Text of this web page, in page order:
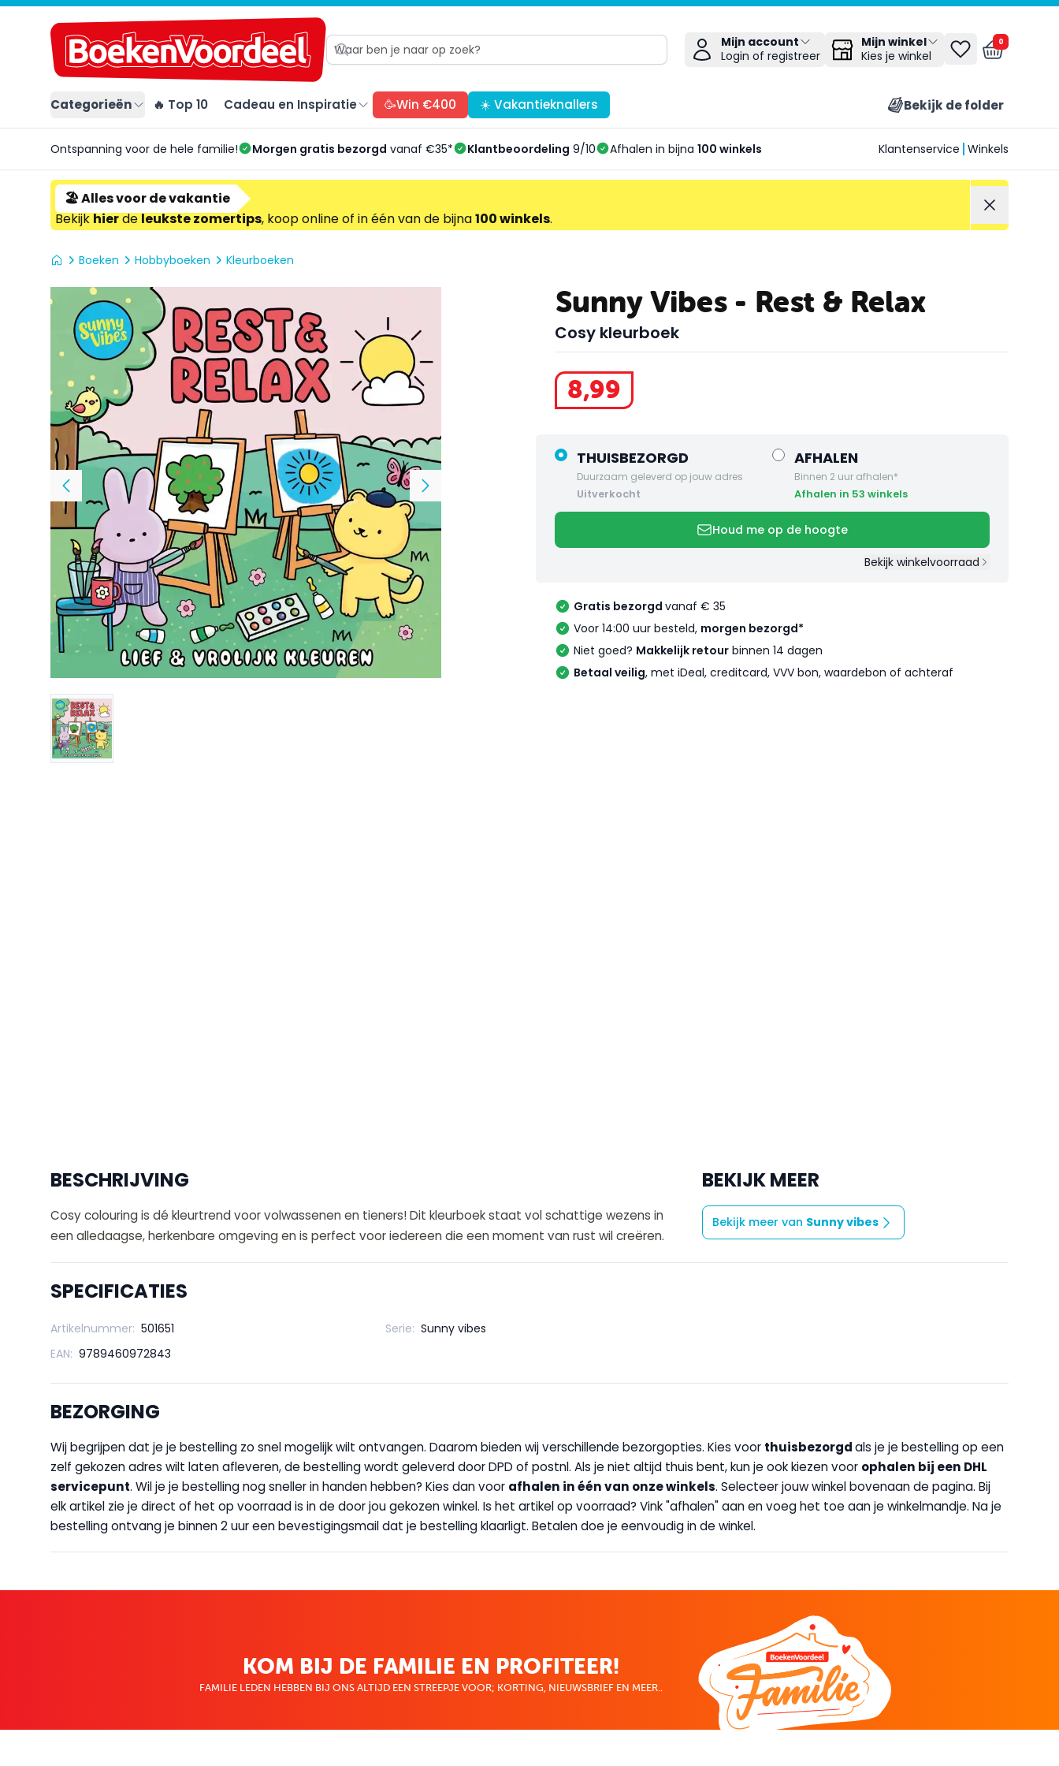
Mijn account
Login of registreer
Mijn winkel
Kies je winkel
0
Categorieën 🔥 Top 10 Cadeau en Inspiratie 🥳Win €400 ☀️ Vakantieknallers Bekijk de folder
Ontspanning voor de hele familie! Morgen gratis bezorgd vanaf €35* Klantbeoordeling 9/10 Afhalen in bijna 100 winkels Klantenservice Winkels
🏖️ Alles voor de vakantie
Bekijkhierdeleukste zomertips, koop online of in één van de bijna100 winkels.
Boeken Hobbyboeken Kleurboeken
Sunny Vibes - Rest & Relax
Cosy kleurboek
8,99
THUISBEZORGD
Duurzaam geleverd op jouw adres
uitverkocht
AFHALEN
Binnen 2 uur afhalen*
Afhalen in 53 winkels
Houd me op de hoogte
Bekijk winkelvoorraad
Gratis bezorgd vanaf € 35
Voor 14:00 uur besteld, morgen bezorgd*
Niet goed? Makkelijk retour binnen 14 dagen
Betaal veilig, met iDeal, creditcard, VVV bon, waardebon of achteraf
BEKIJK MEER
Bekijk meer van Sunny vibes
BESCHRIJVING
Cosy colouring is dé kleurtrend voor volwassenen en tieners! Dit kleurboek staat vol schattige wezens in
een alledaagse, herkenbare omgeving en is perfect voor iedereen die een moment van rust wil creëren.
SPECIFICATIES
Artikelnummer: 501651 Serie: Sunny vibes
EAN: 9789460972843
BEZORGING
Wij begrijpen dat je je bestelling zo snel mogelijk wilt ontvangen. Daarom bieden wij verschillende bezorgopties. Kies voor thuisbezorgdals je je bestelling op een
zelf gekozen adres wilt laten afleveren, de bestelling wordt geleverd door DPD of postnl. Als je niet altijd thuis bent, kun je ook kiezen voor ophalen bij een DHL
servicepunt. Wil je je bestelling nog sneller in handen hebben? Kies dan voor afhalen in één van onze winkels. Selecteer jouw winkel bovenaan de pagina. Bij
elk artikel zie je direct of het op voorraad is in de door jou gekozen winkel. Is het artikel op voorraad? Vink "afhalen" aan en voeg het toe aan je winkelmandje. Na je
bestelling ontvang je binnen 2 uur een bevestigingsmail dat je bestelling klaarligt. Betalen doe je eenvoudig in de winkel.
KOM BIJ DE FAMILIE EN PROFITEER!
FAMILIE LEDEN HEBBEN BIJ ONS ALTIJD EEN STREEPJE VOOR; KORTING, NIEUWSBRIEF EN MEER..